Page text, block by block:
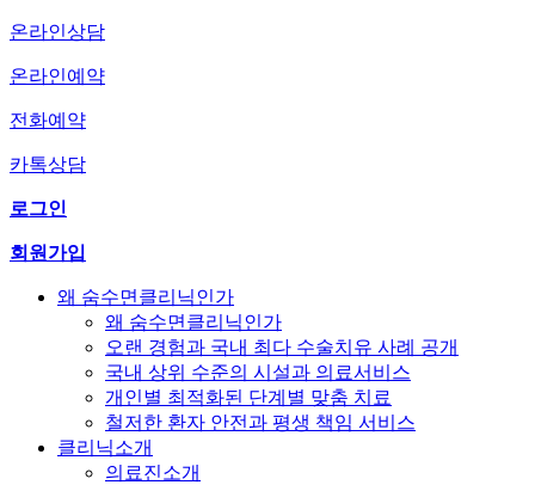
온라인상담
온라인예약
전화예약
카톡상담
로그인
회원가입
왜 숨수면클리닉인가
왜 숨수면클리닉인가
오랜 경험과 국내 최다 수술치유 사례 공개
국내 상위 수준의 시설과 의료서비스
개인별 최적화된 단계별 맞춤 치료
철저한 환자 안전과 평생 책임 서비스
클리닉소개
의료진소개